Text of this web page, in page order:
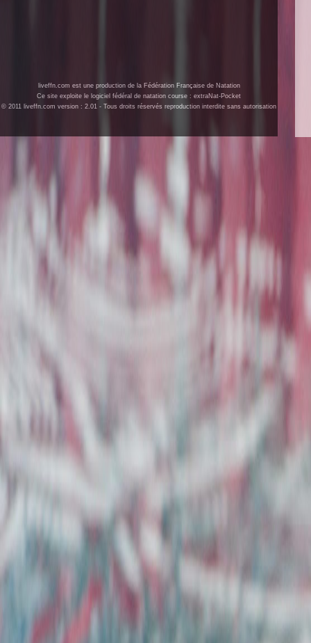
liveffn.com est une production de la Fédération Française de Natation
Ce site exploite le logiciel fédéral de natation course : extraNat-Pocket
© 2011 liveffn.com version : 2.01 - Tous droits réservés reproduction interdite sans autorisation